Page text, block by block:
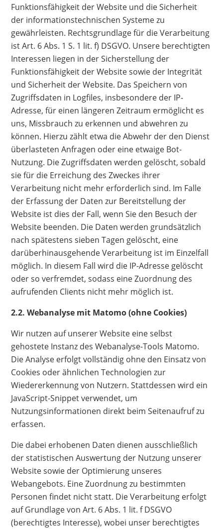
Funktionsfähigkeit der Website und die Sicherheit
der informationstechnischen Systeme zu
gewährleisten. Rechtsgrundlage für die Verarbeitung
ist Art. 6 Abs. 1 S. 1 lit. f) DSGVO. Unsere berechtigten
Interessen liegen in der Sicherstellung der
Funktionsfähigkeit der Website sowie der Integrität
und Sicherheit der Website. Das Speichern von
Zugriffsdaten in Logfiles, insbesondere der IP-
Adresse, für einen längeren Zeitraum ermöglicht es
uns, Missbrauch zu erkennen und abwehren zu
können. Hierzu zählt etwa die Abwehr der den Dienst
überlasteten Anfragen oder eine etwaige Bot-
Nutzung. Die Zugriffsdaten werden gelöscht, sobald
sie für die Erreichung des Zweckes ihrer
Verarbeitung nicht mehr erforderlich sind. Im Falle
der Erfassung der Daten zur Bereitstellung der
Website ist dies der Fall, wenn Sie den Besuch der
Website beenden. Die Daten werden grundsätzlich
nach spätestens sieben Tagen gelöscht, eine
darüberhinausgehende Verarbeitung ist im Einzelfall
möglich. In diesem Fall wird die IP-Adresse gelöscht
oder so verfremdet, sodass eine Zuordnung des
aufrufenden Clients nicht mehr möglich ist.
2.2. Webanalyse mit Matomo (ohne Cookies)
Wir nutzen auf unserer Website eine selbst
gehostete Instanz des Webanalyse-Tools Matomo.
Die Analyse erfolgt vollständig ohne den Einsatz von
Cookies oder ähnlichen Technologien zur
Wiedererkennung von Nutzern. Stattdessen wird ein
JavaScript-Snippet verwendet, um
Nutzungsinformationen direkt beim Seitenaufruf zu
erfassen.
Die dabei erhobenen Daten dienen ausschließlich
der statistischen Auswertung der Nutzung unserer
Website sowie der Optimierung unseres
Webangebots. Eine Zuordnung zu bestimmten
Personen findet nicht statt. Die Verarbeitung erfolgt
auf Grundlage von Art. 6 Abs. 1 lit. f DSGVO
(berechtigtes Interesse), wobei unser berechtigtes